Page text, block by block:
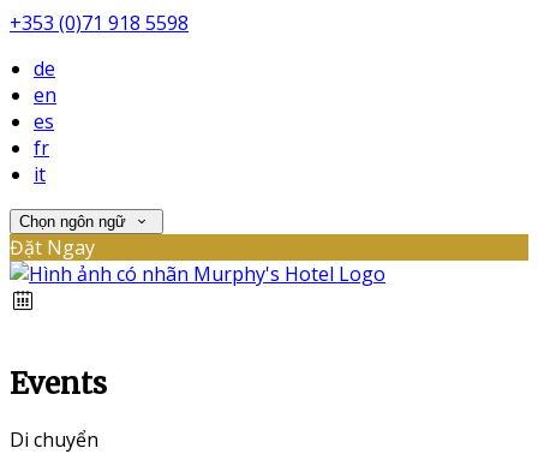
+353 (0)71 918 5598
de
en
es
fr
it
Chọn ngôn ngữ
Đặt Ngay
Events
Di chuyển